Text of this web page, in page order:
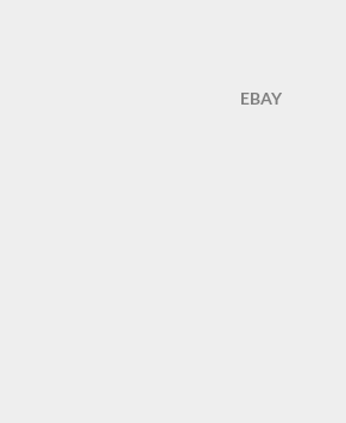
EBAY